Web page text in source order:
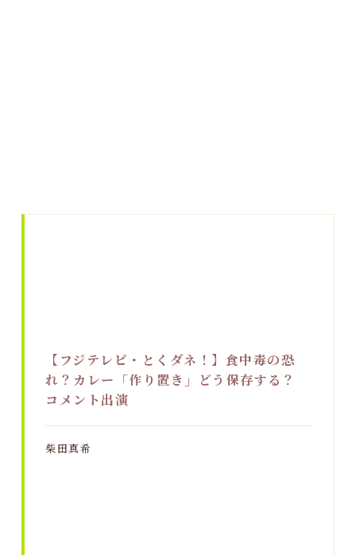
【フジテレビ・とくダネ！】食中毒の恐
れ？カレー「作り置き」どう保存する？
コメント出演
柴田真希